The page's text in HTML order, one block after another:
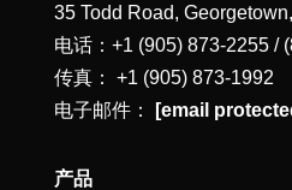
35 Todd Road,
电话：+1 (905) 873-2255 /
传真： +1 (905) 873-1992
电子邮件：
[email
产品